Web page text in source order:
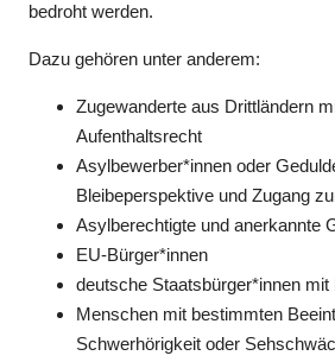
bedroht werden.
Dazu gehören unter anderem:
Zugewanderte aus Drittländern
Aufenthaltsrecht
Asylbewerber*innen oder
Bleibeperspektive und Zugang
Asylberechtigte und anerkannte
EU-Bürger*innen
deutsche Staatsbürger*innen
Menschen mit bestimmten
Schwerhörigkeit oder